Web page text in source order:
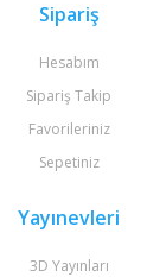
Sipariş
Hesabım
Sipariş Takip
Favorileriniz
Sepetiniz
Yayınevleri
3D Yayınları